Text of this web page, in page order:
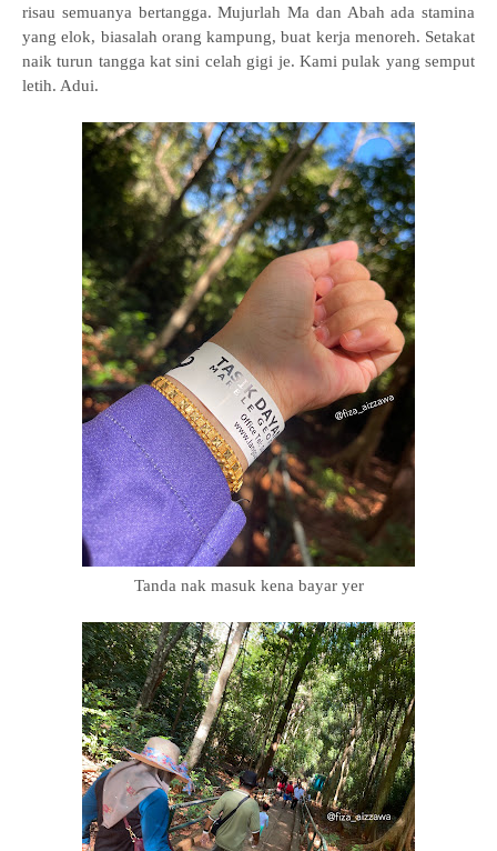
risau semuanya bertangga. Mujurlah Ma dan Abah ada stamina
yang elok, biasalah orang kampung, buat kerja menoreh. Setakat
naik turun tangga kat sini celah gigi je. Kami pulak yang semput
letih. Adui.
Tanda nak masuk kena bayar yer